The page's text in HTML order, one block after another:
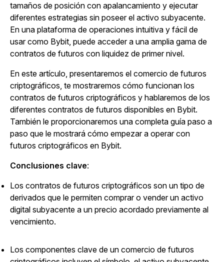
tamaños de posición con apalancamiento y ejecutar
diferentes estrategias sin poseer el activo subyacente.
En una plataforma de operaciones intuitiva y fácil de
usar como Bybit, puede acceder a una amplia gama de
contratos de futuros con liquidez de primer nivel.
En este artículo, presentaremos el comercio de futuros
criptográficos, te mostraremos cómo funcionan los
contratos de futuros criptográficos y hablaremos de los
diferentes contratos de futuros disponibles en Bybit.
También le proporcionaremos una completa guía paso a
paso que le mostrará cómo empezar a operar con
futuros criptográficos en Bybit.
Conclusiones clave:
Los contratos de futuros criptográficos son un tipo de
derivados que le permiten comprar o vender un activo
digital subyacente a un precio acordado previamente al
vencimiento.
Los componentes clave de un comercio de futuros